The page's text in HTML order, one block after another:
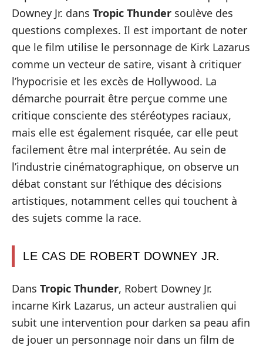
Downey Jr. dans Tropic Thunder soulève des
questions complexes. Il est important de noter
que le film utilise le personnage de Kirk Lazarus
comme un vecteur de satire, visant à critiquer
l’hypocrisie et les excès de Hollywood. La
démarche pourrait être perçue comme une
critique consciente des stéréotypes raciaux,
mais elle est également risquée, car elle peut
facilement être mal interprétée. Au sein de
l’industrie cinématographique, on observe un
débat constant sur l’éthique des décisions
artistiques, notamment celles qui touchent à
des sujets comme la race.
LE CAS DE ROBERT DOWNEY JR.
Dans Tropic Thunder, Robert Downey Jr.
incarne Kirk Lazarus, un acteur australien qui
subit une intervention pour darken sa peau afin
de jouer un personnage noir dans un film de